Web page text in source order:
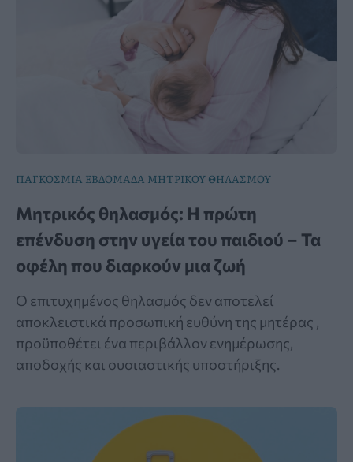
ΠΑΓΚΟΣΜΙΑ ΕΒΔΟΜΑΔΑ ΜΗΤΡΙΚΟΥ ΘΗΛΑΣΜΟΥ
Μητρικός θηλασμός: Η πρώτη
επένδυση στην υγεία του παιδιού – Τα
οφέλη που διαρκούν μια ζωή
Ο επιτυχημένος θηλασμός δεν αποτελεί
αποκλειστικά προσωπική ευθύνη της μητέρας ,
προϋποθέτει ένα περιβάλλον ενημέρωσης,
αποδοχής και ουσιαστικής υποστήριξης.